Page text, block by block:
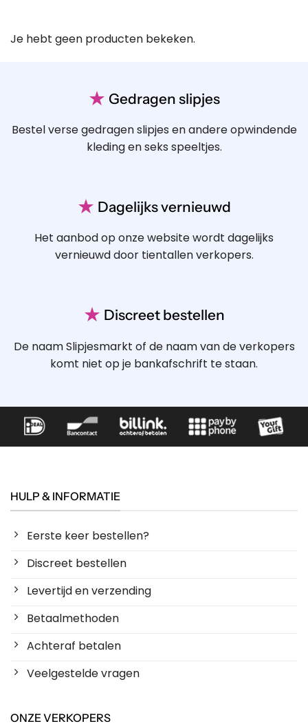
Je hebt geen producten bekeken.
★ Gedragen slipjes
Bestel verse gedragen slipjes en andere opwindende
kleding en seks speeltjes.
★ Dagelijks vernieuwd
Het aanbod op onze website wordt dagelijks
vernieuwd door tientallen verkopers.
★ Discreet bestellen
De naam Slipjesmarkt of de naam van de verkopers
komt niet op je bankafschrift te staan.
HULP & INFORMATIE
Eerste keer bestellen?
Discreet bestellen
Levertijd en verzending
Betaalmethoden
Achteraf betalen
Veelgestelde vragen
ONZE VERKOPERS